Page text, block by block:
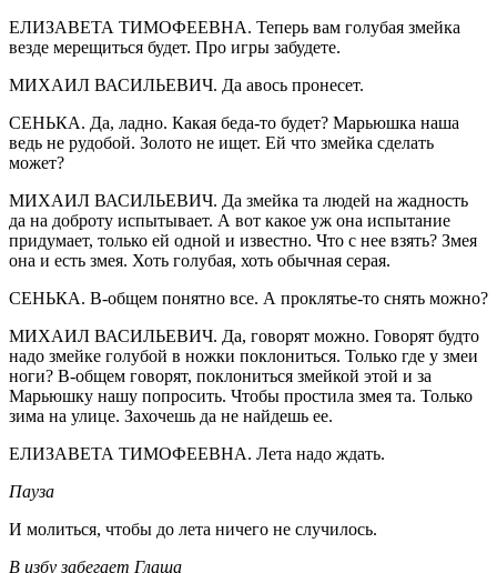
ЕЛИЗАВЕТА ТИМОФЕЕВНА. Теперь вам голубая змейка
везде мерещиться будет. Про игры забудете.
МИХАИЛ ВАСИЛЬЕВИЧ. Да авось пронесет.
СЕНЬКА. Да, ладно. Какая беда-то будет? Марьюшка наша
ведь не рудобой. Золото не ищет. Ей что змейка сделать
может?
МИХАИЛ ВАСИЛЬЕВИЧ. Да змейка та людей на жадность
да на доброту испытывает. А вот какое уж она испытание
придумает, только ей одной и известно. Что с нее взять? Змея
она и есть змея. Хоть голубая, хоть обычная серая.
СЕНЬКА. В-общем понятно все. А проклятье-то снять можно?
МИХАИЛ ВАСИЛЬЕВИЧ. Да, говорят можно. Говорят будто
надо змейке голубой в ножки поклониться. Только где у змеи
ноги? В-общем говорят, поклониться змейкой этой и за
Марьюшку нашу попросить. Чтобы простила змея та. Только
зима на улице. Захочешь да не найдешь ее.
ЕЛИЗАВЕТА ТИМОФЕЕВНА. Лета надо ждать.
Пауза
И молиться, чтобы до лета ничего не случилось.
В избу забегает Глаша